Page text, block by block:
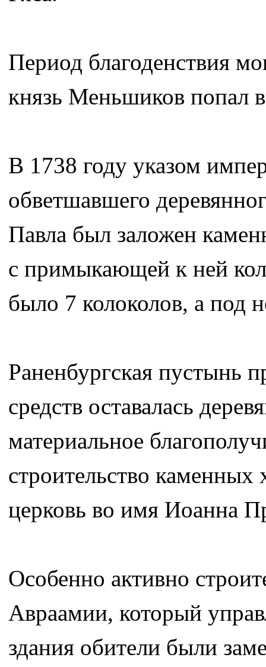
Период благоденствия
князь Меньшиков попал
В 1738 году указом
обветшавшего
Павла был заложен
с примыкающей к ней
было 7 колоколов, а под
Раненбургская пустынь
средств оставалась
материальное
строительство
церковь во имя Иоанна
Особенно активно
Авраамии, который
здания обители были